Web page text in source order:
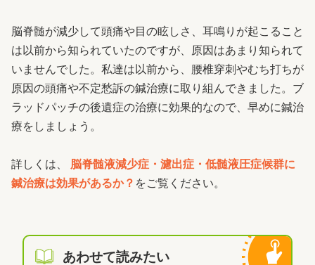
脳脊髄が減少して頭痛や目の眩しさ、耳鳴りが起こること
は以前から知られていたのですが、原因はあまり知られて
いませんでした。私達は以前から、腰椎穿刺やむち打ちが
原因の頭痛や不定愁訴の鍼治療に取り組んできました。ブ
ラッドパッチの後遺症の治療に効果的なので、早めに鍼治
療をしましょう。
詳しくは、 脳脊髄液減少症・濾出症・低髄液圧症候群に
鍼治療は効果があるか？ をご覧ください。
あわせて読みたい